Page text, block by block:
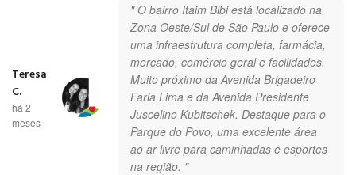
" O bairro Itaim Bibi está localizado na
Zona Oeste/Sul de São Paulo e oferece
uma infraestrutura completa, farmácia,
mercado, comércio geral e facilidades.
Muito próximo da Avenida Brigadeiro
Faria Lima e da Avenida Presidente
Juscelino Kubitschek. Destaque para o
Parque do Povo, uma excelente área
ao ar livre para caminhadas e esportes
na região. "
Teresa
C.
há 2
meses